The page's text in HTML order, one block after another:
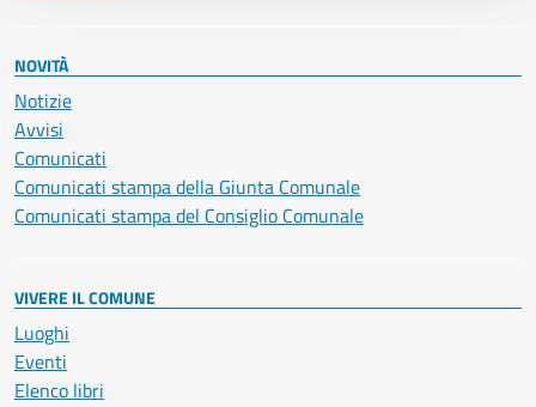
NOVITÀ
Notizie
Avvisi
Comunicati
Comunicati stampa della Giunta Comunale
Comunicati stampa del Consiglio Comunale
VIVERE IL COMUNE
Luoghi
Eventi
Elenco libri